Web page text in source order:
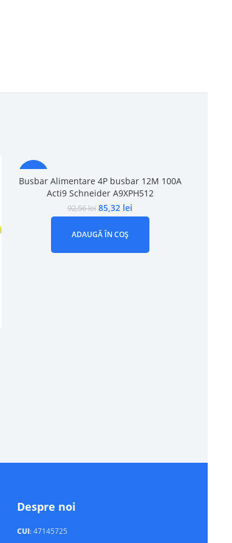
-8%
Busbar Alimentare 4P busbar 12M 100A
Acti9 Schneider A9XPH512
92,56lei 85,32 lei
ADAUGĂ ÎN COȘ
Despre noi
CUI: 47145725